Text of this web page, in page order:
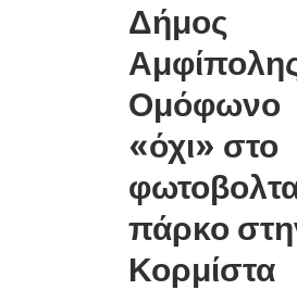
Δήμος
Ομόφωνο
«όχι» στο
πάρκο
Κορμίστα